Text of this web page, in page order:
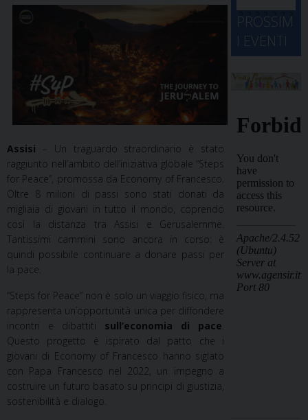
Assisi – Un traguardo straordinario è stato
raggiunto nell’ambito dell’iniziativa globale “Steps
for Peace”, promossa da Economy of Francesco.
Oltre 8 milioni di passi sono stati donati da
migliaia di giovani in tutto il mondo, coprendo
così la distanza tra Assisi e Gerusalemme.
Tantissimi cammini sono ancora in corso: è
quindi possibile continuare a donare passi per
la pace.
“Steps for Peace” non è solo un viaggio fisico, ma
rappresenta un’opportunità unica per diffondere
incontri e dibattiti sull’economia di pace.
Questo progetto è ispirato dal patto che i
giovani di Economy of Francesco hanno siglato
con Papa Francesco nel 2022, un impegno a
costruire un futuro basato su principi di giustizia,
sostenibilità e dialogo.
2
4
2
5
2
6
2
7
2
8
2
9
3
0
3
1 1 2 3 4 5 6
PROSSIM
I EVENTI